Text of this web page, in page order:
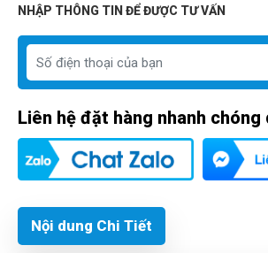
NHẬP THÔNG TIN ĐỂ ĐƯỢC TƯ VẤN
Liên hệ đặt hàng nhanh chóng
Nội dung Chi Tiết